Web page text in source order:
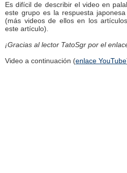
Es difícil de describir el video en
este grupo es la respuesta
(más videos de ellos en los
este artículo).
¡Gracias al lector TatoSgr por el
Video a continuación (enlace YouTube